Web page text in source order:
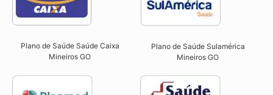
Plano de Saúde Saúde Caixa
Mineiros GO​
Plano de Saúde Sulamérica
Mineiros GO